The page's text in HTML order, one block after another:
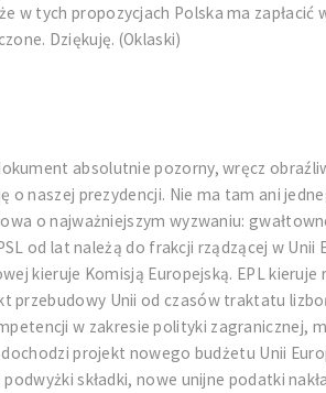
tych propozycjach Polska ma zapłacić
Dziękuję. (Oklaski)
absolutnie pozorny, wręcz
naszej prezydencji. Nie ma tam ani
o najważniejszym wyzwaniu:
od lat należą do frakcji rządzącej w Unii
kieruje Komisją Europejską. EPL
przebudowy Unii od czasów traktatu
w zakresie polityki zagranicznej,
projekt nowego budżetu Unii
składki, nowe unijne podatki